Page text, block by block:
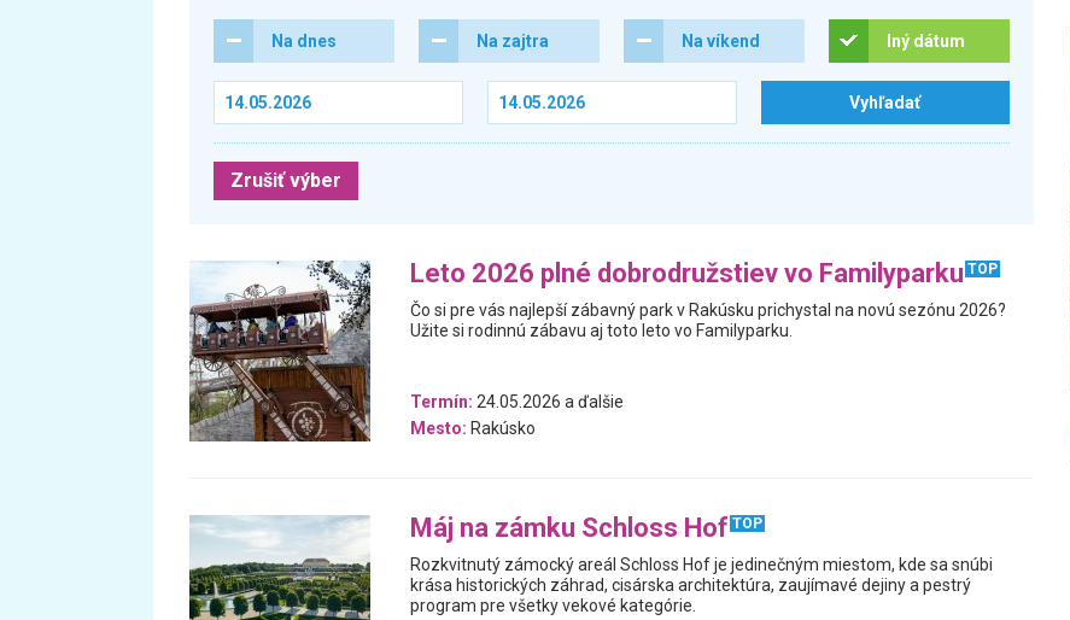
Na dnes Na zajtra Na víkend Iný dátum
Zrušiť výber
Leto 2026 plné dobrodružstiev vo Familyparku TOP
Čo si pre vás najlepší zábavný park v Rakúsku prichystal na novú sezónu 2026?
Užite si rodinnú zábavu aj toto leto vo Familyparku.
Termín: 24.05.2026 a ďalšie
Mesto: Rakúsko
Máj na zámku Schloss Hof TOP
Rozkvitnutý zámocký areál Schloss Hof je jedinečným miestom, kde sa snúbi
krása historických záhrad, cisárska architektúra, zaujímavé dejiny a pestrý
program pre všetky vekové kategórie.